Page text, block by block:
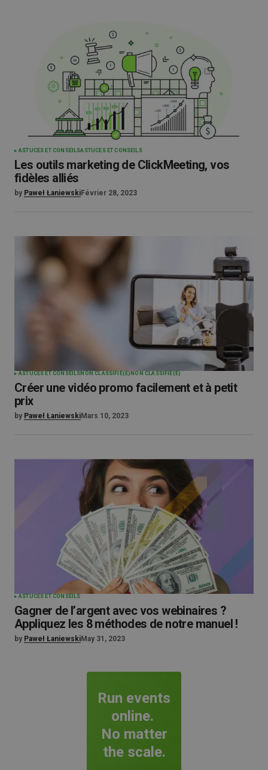
ASTUCES ET CONSEILSASTUCES ET CONSEILS
Les outils marketing de ClickMeeting, vos
fidèles alliés
by Paweł ŁaniewskiFévrier 28, 2023
ASTUCES ET CONSEILS NON CLASSIFIÉ(E) NON CLASSIFIÉ(E)
Créer une vidéo promo facilement et à petit
prix
by Paweł ŁaniewskiMars 10, 2023
ASTUCES ET CONSEILS
Gagner de l’argent avec vos webinaires ?
Appliquez les 8 méthodes de notre manuel !
by Paweł ŁaniewskiMay 31, 2023
Run events
online.
No matter
the scale.